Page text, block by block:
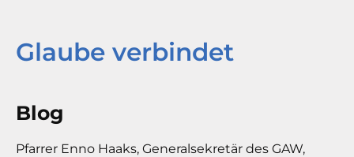
Glaube verbindet
Blog
Pfarrer Enno Haaks, Generalsekretär des GAW,